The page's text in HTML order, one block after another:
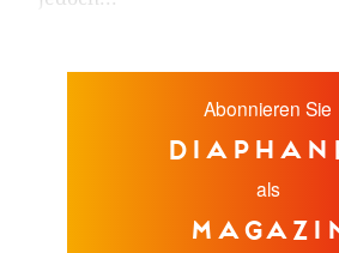
Abonnieren Sie
als